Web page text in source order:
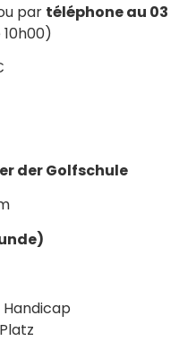
par téléphone au 03
10h00)
der Golfschule